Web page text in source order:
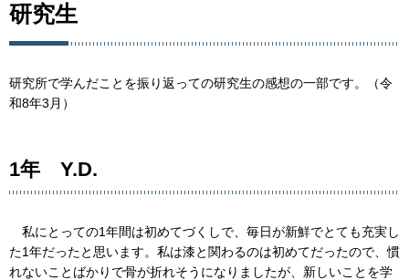
研究生
研究所で学んだことを振り返っての研究生の感想の一部です。（令
和8年3月）
1年 Y.D.
私にとっての1年間は初めてづくしで、毎日が新鮮でとても充実し
た1年だったと思います。私は漆と関わるのは初めてだったので、慣
れないことばかりで骨が折れそうになりましたが、新しいことを学